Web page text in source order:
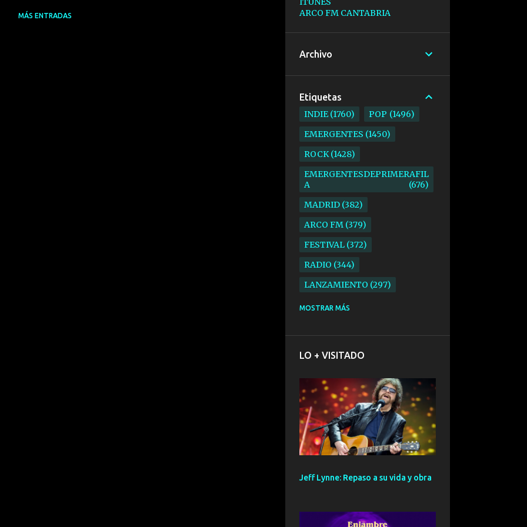
MÁS ENTRADAS
ARCO FM CANTABRIA
Archivo
Etiquetas
INDIE 1760 POP 1496
EMERGENTES 1450
ROCK 1428
EMERGENTESDEPRIMERAFIL
A
676
MADRID 382
ARCO FM 379
FESTIVAL 372
RADIO 344
LANZAMIENTO 297
ELECTRONICA
BARCELONA 191
ELECTROINDIE 189
PRIMERA FILA FEST
188
ELECTROPOP 185
PUNK
MOSTRAR MÁS
LO + VISITADO
Jeff Lynne: Repaso a su vida y obra